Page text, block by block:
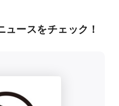
ースをチェック！